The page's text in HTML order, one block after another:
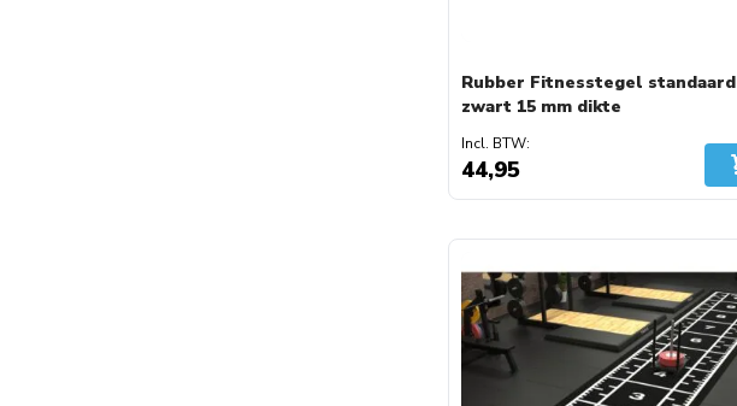
Rubber Fitnesstegel standaard
zwart 15 mm dikte
44,95